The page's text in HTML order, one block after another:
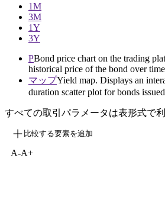
1M
3M
1Y
3Y
PBond price chart on the trading
historical price of the bond over time
マップYield map. Displays an
duration scatter plot for bonds
すべての取引パラメータは表形式で
比較する要素を追加